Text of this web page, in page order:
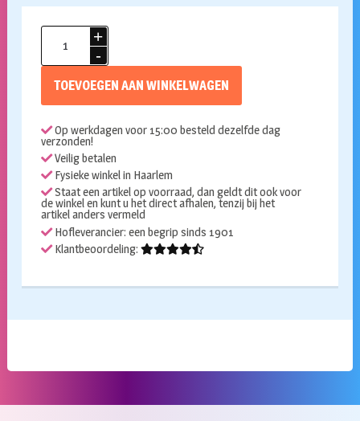
skelet
Smiffy
TOEVOEGEN AAN WINKELWAGEN
Op werkdagen voor 15:00 besteld dezelfde dag
verzonden!
Veilig betalen
Fysieke winkel in Haarlem
Staat een artikel op voorraad, dan geldt dit ook voor
de winkel en kunt u het direct afhalen, tenzij bij het
artikel anders vermeld
Hofleverancier: een begrip sinds 1901
Klantbeoordeling: